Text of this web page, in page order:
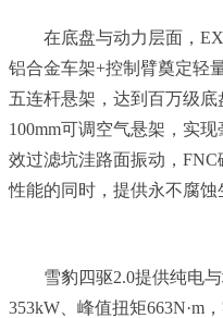
在底盘与动力层面，
铝合金车架+控制臂奠定轻
五连杆悬架，达到百万级
100mm可调空气悬架，实
效过滤坑洼路面振动，
性能的同时，提供永不腐蚀
雪豹四驱2.0提供纯电
353kW、峰值扭矩663N·m